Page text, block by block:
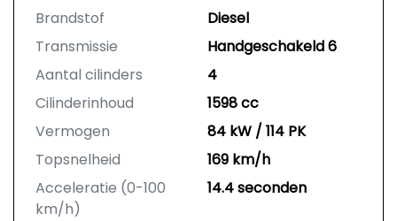
Brandstof
Diesel
Transmissie
Handgeschakeld 6
Aantal cilinders
4
Cilinderinhoud
1598 cc
Vermogen
84 kW / 114 PK
Topsnelheid
169 km/h
Acceleratie (0-100
km/h)
14.4 seconden